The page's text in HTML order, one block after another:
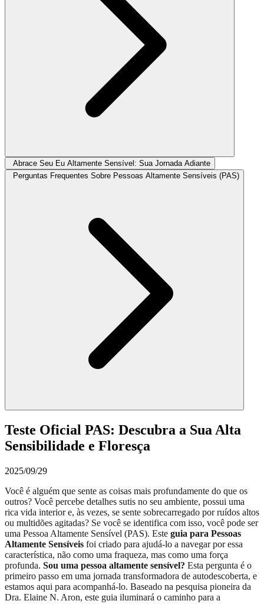
Abrace Seu Eu Altamente Sensível: Sua Jornada Adiante
Perguntas Frequentes Sobre Pessoas Altamente Sensíveis (PAS)
Teste Oficial PAS: Descubra a Sua Alta
Sensibilidade e Floresça
2025/09/29
Você é alguém que sente as coisas mais profundamente do que os
outros? Você percebe detalhes sutis no seu ambiente, possui uma
rica vida interior e, às vezes, se sente sobrecarregado por ruídos altos
ou multidões agitadas? Se você se identifica com isso, você pode ser
uma Pessoa Altamente Sensível (PAS). Este guia para Pessoas
Altamente Sensíveis foi criado para ajudá-lo a navegar por essa
característica, não como uma fraqueza, mas como uma força
profunda. Sou uma pessoa altamente sensível? Esta pergunta é o
primeiro passo em uma jornada transformadora de autodescoberta, e
estamos aqui para acompanhá-lo. Baseado na pesquisa pioneira da
Dra. Elaine N. Aron, este guia iluminará o caminho para a